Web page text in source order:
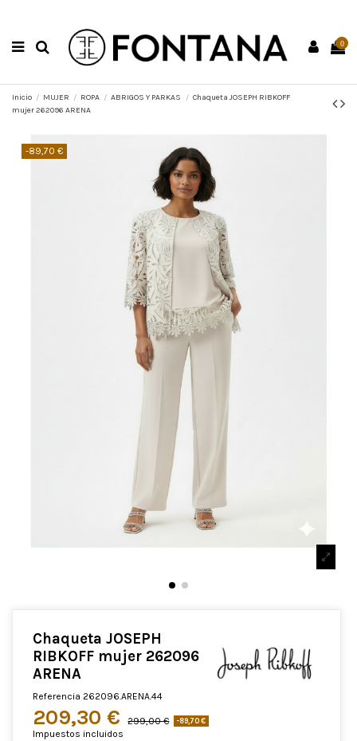
0
Inicio MUJER ROPA ABRIGOS Y PARKAS
Chaqueta JOSEPH RIBKOFF
mujer 262096 ARENA
-89,70 €
Chaqueta JOSEPH
RIBKOFF mujer 262096
ARENA
Referencia 262096.ARENA.44
209,30 € 299,00 € -89,70 €
Impuestos incluidos